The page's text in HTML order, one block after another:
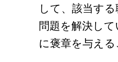
して、該当す
問題を解決し
に褒章を与え